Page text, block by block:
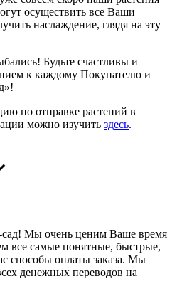
осуществить все Ваши
наслаждение, глядя на эту
Будьте счастливы и
к каждому Покупателю и
по отправке растений в
можно изучить здесь.
Мы очень ценим Ваше время
все самые понятные, быстрые,
способы оплаты заказа. Мы
денежных переводов на